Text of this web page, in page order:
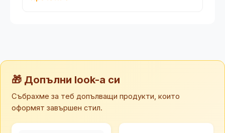
🎁 Допълни look-а си
Събрахме за теб допълващи продукти, които
оформят завършен стил.